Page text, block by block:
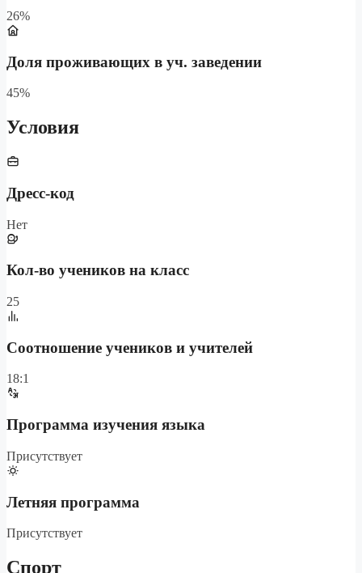
26%
Доля проживающих в уч. заведении
45%
Условия
Дресс-код
Нет
Кол-во учеников на класс
25
Cоотношение учеников и учителей
18:1
Программа изучения языка
Присутствует
Летняя программа
Присутствует
Спорт